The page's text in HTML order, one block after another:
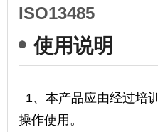
ISO13485
使用说明
1、 本产品应由经过培
操作使用。